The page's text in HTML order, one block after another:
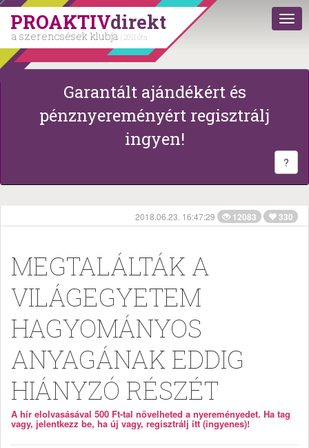
PROAKTIVdirekt
a szerencsések klubja | 2011 óta
Garantált ajándékért és
pénznyereményért regisztrálj
ingyen!
?
2018.06.23. 16:47:29 12083 330
MEGTALÁLTÁK A
VILÁGEGYETEM
HAGYOMÁNYOS
ANYAGÁNAK EDDIG
HIÁNYZÓ RÉSZÉT
A hír elolvasásával 500 Ft-tal növelheted a nyereményedet. Ha tag
vagy, jelentkezz be, ha új vagy, regisztrálj itt (ingyenes)!